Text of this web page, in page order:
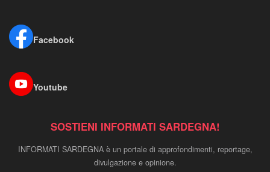
Facebook
Youtube
SOSTIENI INFORMATI SARDEGNA!
INFORMATI SARDEGNA è un portale di approfondimenti, reportage,
divulgazione e opinione.